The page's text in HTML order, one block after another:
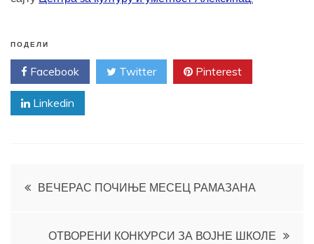
ПОДЕЛИ
Facebook Twitter Pinterest
Linkedin
Кретање
ВЕЧЕРАС ПОЧИЊЕ МЕСЕЦ РАМАЗАНА
ОТВОРЕНИ КОНКУРСИ ЗА ВОЈНЕ ШКОЛЕ